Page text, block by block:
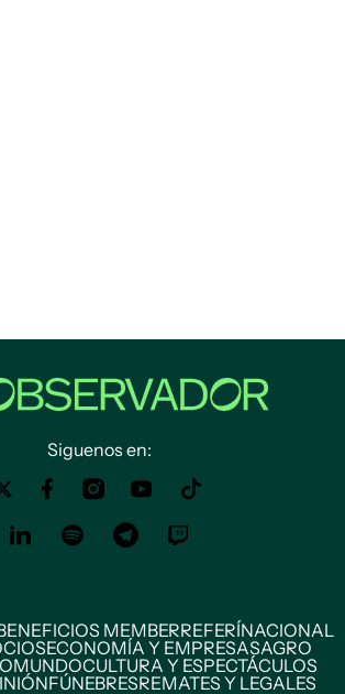
Siguenos en:
MEMBERREFERÍNACIONAL
ECONOMÍA Y EMPRESASAGRO
MUNDOCULTURA Y ESPECTÁCULOS
FÚNEBRESREMATES Y LEGALES